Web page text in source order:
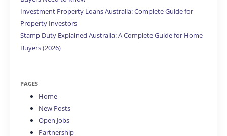
Investment Property Loans Australia: Complete Guide for
Property Investors
Stamp Duty Explained Australia: A Complete Guide for Home
Buyers (2026)
PAGES
Home
New Posts
Open Jobs
Partnership